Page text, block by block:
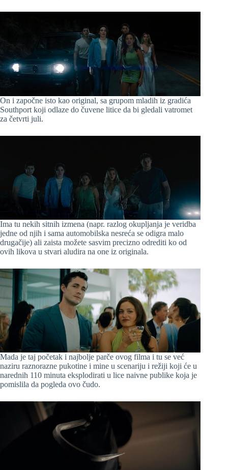
On i započne isto kao original, sa grupom mladih iz gradića
Southport koji odlaze do čuvene litice da bi gledali vatromet
za četvrti juli.
Ima tu nekih sitnih izmena (napr. razlog okupljanja je veridba
jedne od njih i sama automobilska nesreća se odigra malo
drugačije) ali zaista možete sasvim precizno odrediti ko od
ovih likova u stvari aludira na one iz originala.
Mada je taj početak i najbolje parče ovog filma i tu se već
naziru raznorazne pukotine i mine u scenariju i režiji koji će u
narednih 110 minuta eksplodirati u lice naivne publike koja je
pomislila da pogleda ovo čudo.